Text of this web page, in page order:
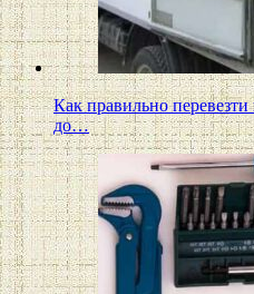
Как правильно
до…